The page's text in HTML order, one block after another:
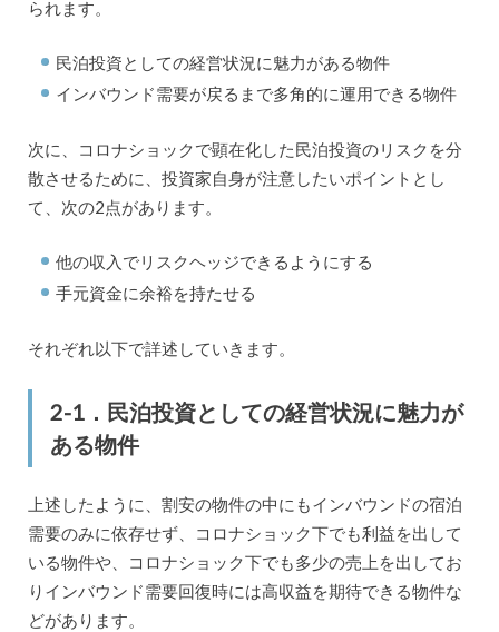
られます。
民泊投資としての経営状況に魅力がある物件
インバウンド需要が戻るまで多角的に運用できる物件
次に、コロナショックで顕在化した民泊投資のリスクを分
散させるために、投資家自身が注意したいポイントとし
て、次の2点があります。
他の収入でリスクヘッジできるようにする
手元資金に余裕を持たせる
それぞれ以下で詳述していきます。
2-1．民泊投資としての経営状況に魅力が
ある物件
上述したように、割安の物件の中にもインバウンドの宿泊
需要のみに依存せず、コロナショック下でも利益を出して
いる物件や、コロナショック下でも多少の売上を出してお
りインバウンド需要回復時には高収益を期待できる物件な
どがあります。